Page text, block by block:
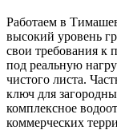
Работаем в
высокий уровень
свои требования к
под реальную
чистого листа.
ключ для
комплексное
коммерческих